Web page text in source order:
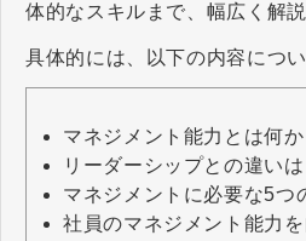
体的なスキルまで、幅広く解
具体的には、以下の内容につ
マネジメント能力とは何か
リーダーシップとの違いは
マネジメントに必要な5つ
社員のマネジメント能力